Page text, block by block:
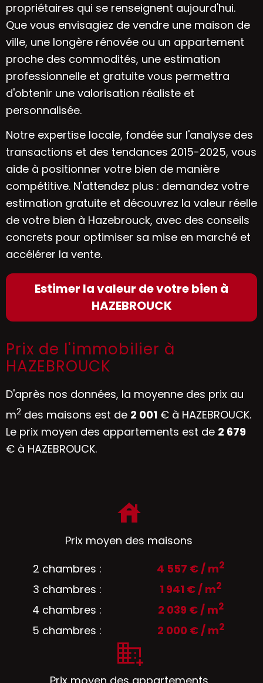
propriétaires qui se renseignent aujourd'hui.
Que vous envisagiez de vendre une maison de
ville, une longère rénovée ou un appartement
proche des commodités, une estimation
professionnelle et gratuite vous permettra
d'obtenir une valorisation réaliste et
personnalisée.
Notre expertise locale, fondée sur l'analyse des
transactions et des tendances 2015-2025, vous
aide à positionner votre bien de manière
compétitive. N'attendez plus : demandez votre
estimation gratuite et découvrez la valeur réelle
de votre bien à Hazebrouck, avec des conseils
concrets pour optimiser sa mise en marché et
accélérer la vente.
Estimer la valeur de votre bien à
HAZEBROUCK
Prix de l'immobilier à
HAZEBROUCK
D'après nos données, la moyenne des prix au
m2 des maisons est de 2 001 € à HAZEBROUCK.
Le prix moyen des appartements est de 2 679
€ à HAZEBROUCK.
Prix moyen des maisons
2 chambres :
4 557 € / m2
3 chambres : 1 941 € / m2
4 chambres : 2 039 € / m2
5 chambres : 2 000 € / m2